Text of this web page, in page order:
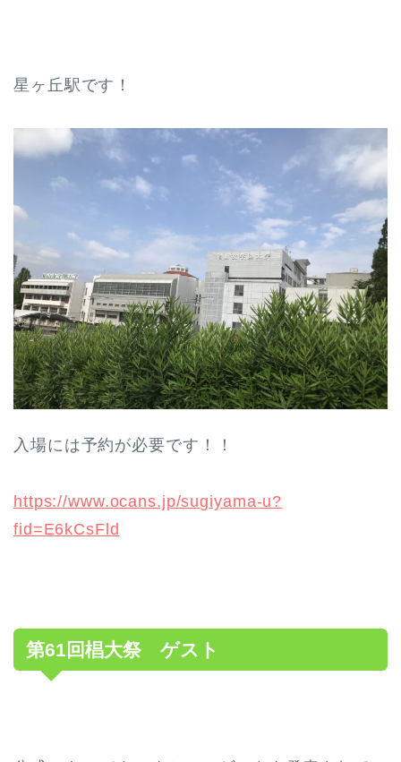
星ヶ丘駅です！
入場には予約が必要です！！
https://www.ocans.jp/sugiyama-u?
fid=E6kCsFld
第61回椙大祭 ゲスト